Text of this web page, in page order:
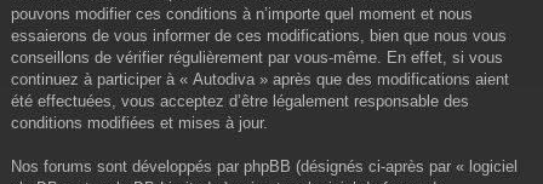
pouvons modifier ces conditions à n’importe quel moment et nous
essaierons de vous informer de ces modifications, bien que nous vous
conseillons de vérifier régulièrement par vous-même. En effet, si vous
continuez à participer à « Autodiva » après que des modifications aient
été effectuées, vous acceptez d’être légalement responsable des
conditions modifiées et mises à jour.
Nos forums sont développés par phpBB (désignés ci-après par « logiciel